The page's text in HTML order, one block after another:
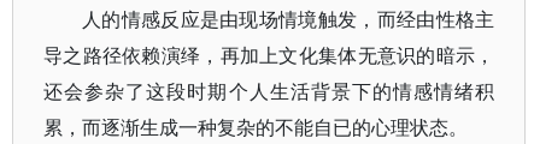
人的情感反应是由现场情境触发，而经由性格主
导之路径依赖演绎，再加上文化集体无意识的暗示，
还会参杂了这段时期个人生活背景下的情感情绪积
累，而逐渐生成一种复杂的不能自已的心理状态。